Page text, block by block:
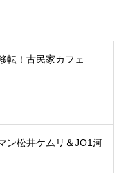
転！古民家カフェ
ン松井ケムリ＆JO1河